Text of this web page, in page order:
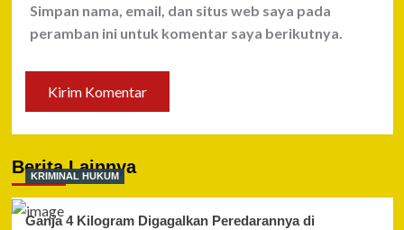
Simpan nama, email, dan situs web saya pada
peramban ini untuk komentar saya berikutnya.
Berita Lainnya
KRIMINAL HUKUM
Ganja 4 Kilogram Digagalkan Peredarannya di